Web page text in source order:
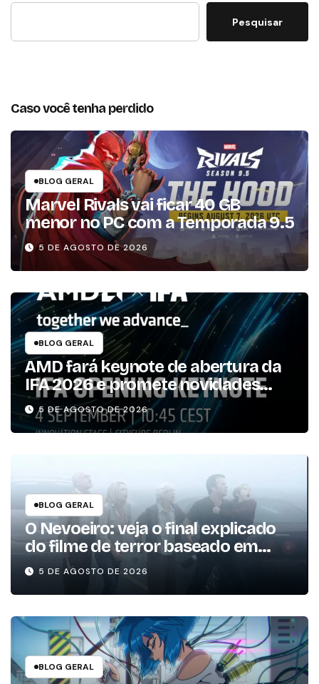
Pesquisar
Caso você tenha perdido
BLOG GERAL
Marvel Rivals vai ficar 40 GB
menor no PC com a Temporada 9.5
5 DE AGOSTO DE 2026
BLOG GERAL
AMD fará keynote de abertura da
IFA 2026 e promete novidades
para os consumidores
5 DE AGOSTO DE 2026
BLOG GERAL
O Nevoeiro: veja o final explicado
do filme de terror baseado em
Stephen King
5 DE AGOSTO DE 2026
BLOG GERAL